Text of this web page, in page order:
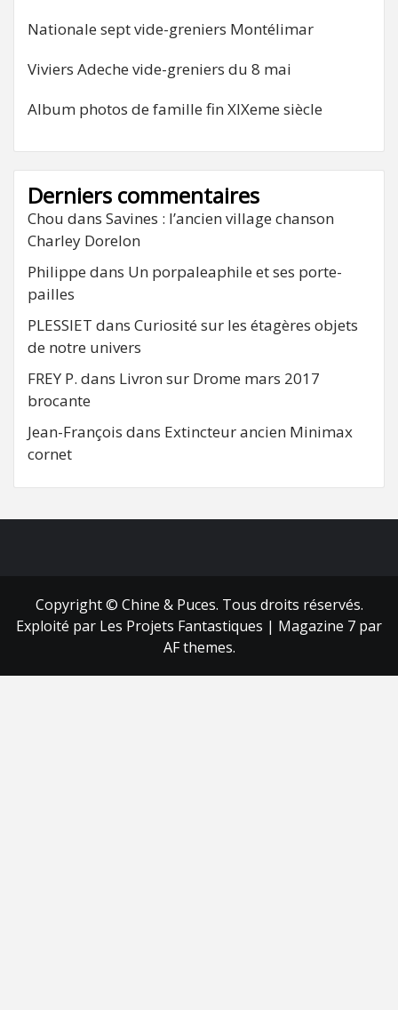
Nationale sept vide-greniers Montélimar
Viviers Adeche vide-greniers du 8 mai
Album photos de famille fin XIXeme siècle
Derniers commentaires
Chou dans Savines : l’ancien village chanson
Charley Dorelon
Philippe dans Un porpaleaphile et ses porte-
pailles
PLESSIET dans Curiosité sur les étagères objets
de notre univers
FREY P. dans Livron sur Drome mars 2017
brocante
Jean-François dans Extincteur ancien Minimax
cornet
Copyright © Chine & Puces. Tous droits réservés.
Exploité par Les Projets Fantastiques | Magazine 7 par
AF themes.